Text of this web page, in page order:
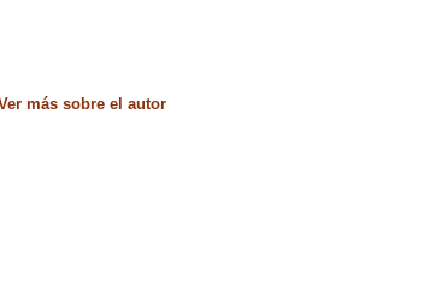
más sobre el autor